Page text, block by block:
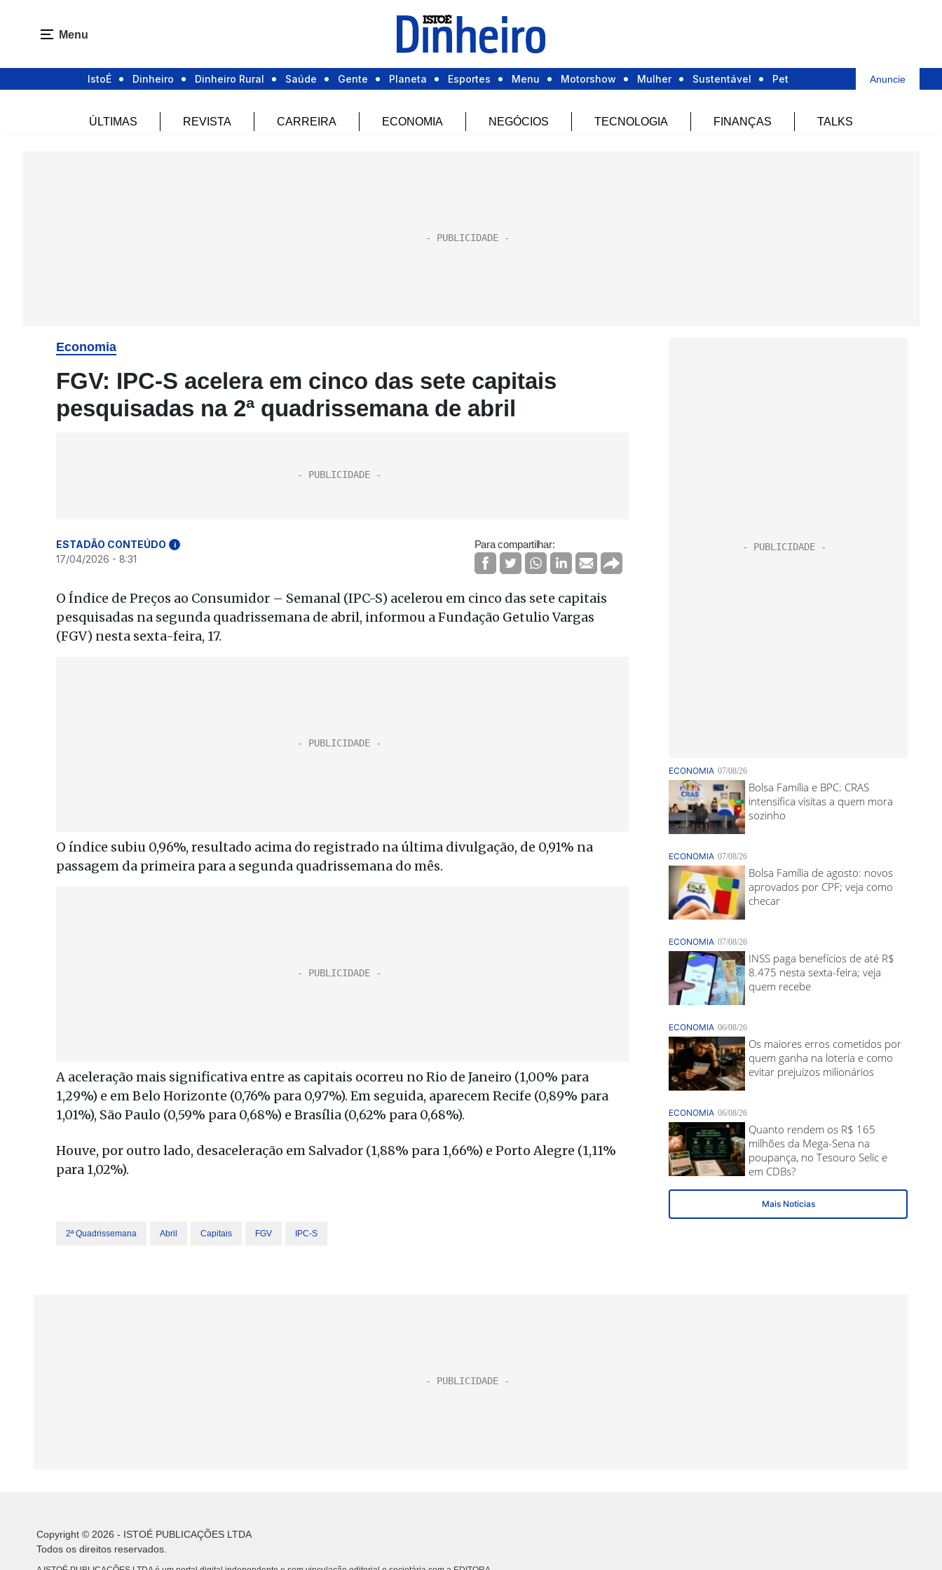
Menu
IstoÉ Dinheiro Dinheiro Rural Saúde Gente Planeta Esportes Menu Motorshow Mulher Sustentável Pet Anuncie
ÚLTIMAS REVISTA CARREIRA ECONOMIA NEGÓCIOS TECNOLOGIA FINANÇAS TALKS
Economia
FGV: IPC-S acelera em cinco das sete capitais
pesquisadas na 2ª quadrissemana de abril
ESTADÃO CONTEÚDO i
17/04/2026 - 8:31
Para compartilhar:
O Índice de Preços ao Consumidor – Semanal (IPC-S) acelerou em cinco das sete capitais
pesquisadas na segunda quadrissemana de abril, informou a Fundação Getulio Vargas
(FGV) nesta sexta-feira, 17.
O índice subiu 0,96%, resultado acima do registrado na última divulgação, de 0,91% na
passagem da primeira para a segunda quadrissemana do mês.
A aceleração mais significativa entre as capitais ocorreu no Rio de Janeiro (1,00% para
1,29%) e em Belo Horizonte (0,76% para 0,97%). Em seguida, aparecem Recife (0,89% para
1,01%), São Paulo (0,59% para 0,68%) e Brasília (0,62% para 0,68%).
Houve, por outro lado, desaceleração em Salvador (1,88% para 1,66%) e Porto Alegre (1,11%
para 1,02%).
2ª Quadrissemana Abril Capitais FGV IPC-S
Copyright © 2026 - ISTOÉ PUBLICAÇÕES LTDA
Todos os direitos reservados.